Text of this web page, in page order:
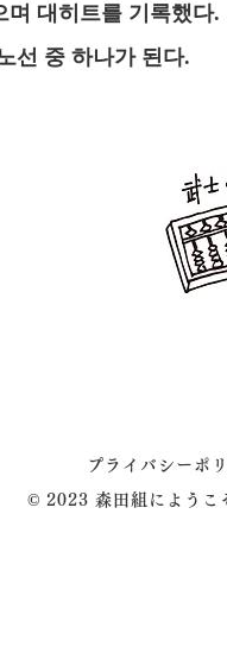
대히트를 기록했
선 중 하나가 된다.
プライバシーポ
© 2023 森田組によう